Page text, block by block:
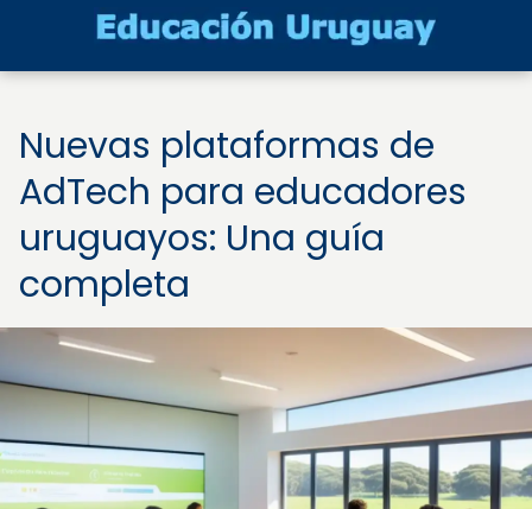
Nuevas plataformas de
AdTech para educadores
uruguayos: Una guía
completa